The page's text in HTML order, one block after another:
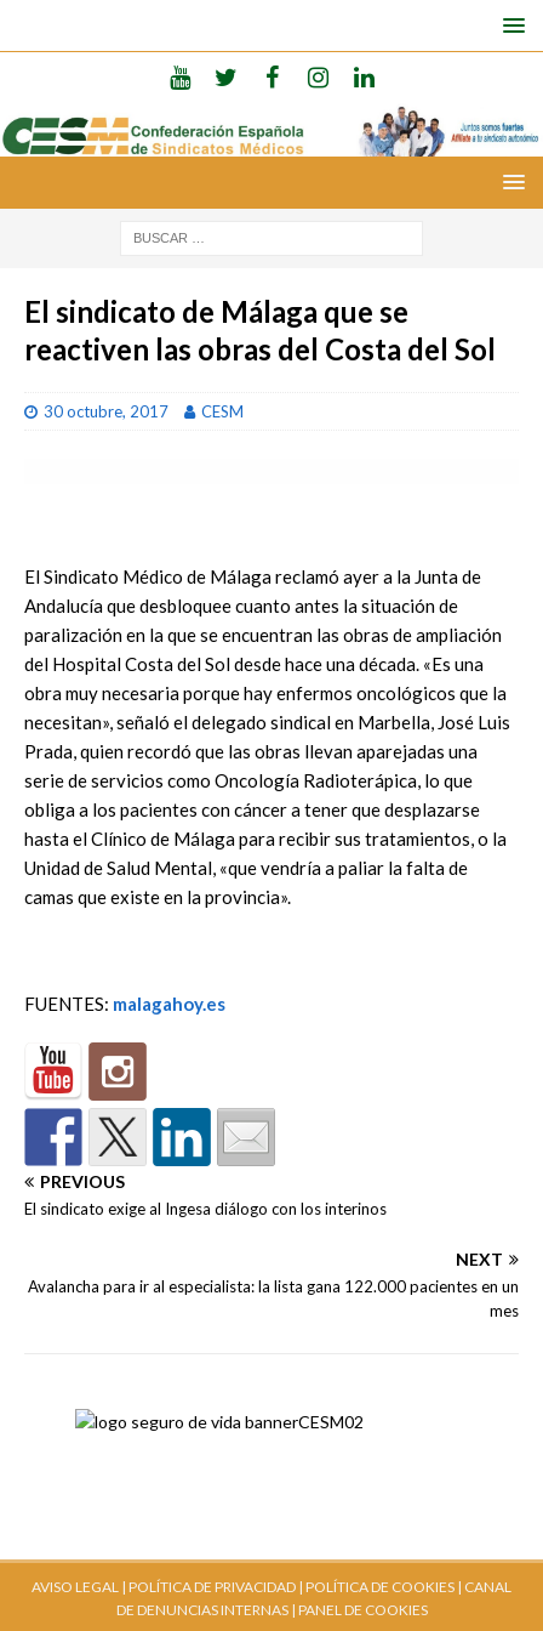
El sindicato de Málaga que se
reactiven las obras del Costa del Sol
30 octubre, 2017 CESM
El Sindicato Médico de Málaga reclamó ayer a la Junta de
Andalucía que desbloquee cuanto antes la situación de
paralización en la que se encuentran las obras de ampliación
del Hospital Costa del Sol desde hace una década. «Es una
obra muy necesaria porque hay enfermos oncológicos que la
necesitan», señaló el delegado sindical en Marbella, José Luis
Prada, quien recordó que las obras llevan aparejadas una
serie de servicios como Oncología Radioterápica, lo que
obliga a los pacientes con cáncer a tener que desplazarse
hasta el Clínico de Málaga para recibir sus tratamientos, o la
Unidad de Salud Mental, «que vendría a paliar la falta de
camas que existe en la provincia».
FUENTES: malagahoy.es
PREVIOUS
El sindicato exige al Ingesa diálogo con los interinos
NEXT
Avalancha para ir al especialista: la lista gana 122.000 pacientes en un
mes
AVISO LEGAL | POLÍTICA DE PRIVACIDAD | POLÍTICA DE COOKIES | CANAL
DE DENUNCIAS INTERNAS| PANEL DE COOKIES